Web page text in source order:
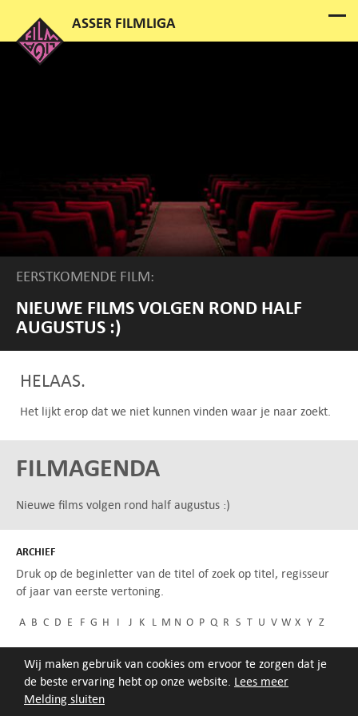
Melding sluiten
Wij maken gebruik van cookies om ervoor te zorgen dat je
de beste ervaring hebt op onze website. Lees meer
EERSTKOMENDE FILM:
NIEUWE FILMS VOLGEN ROND HALF
AUGUSTUS :)
HELAAS.
Het lijkt erop dat we niet kunnen vinden waar je naar zoekt.
FILMAGENDA
Nieuwe films volgen rond half augustus :)
ARCHIEF
Druk op de beginletter van de titel of zoek op titel, regisseur
of jaar van eerste vertoning.
A B C D E F G H I J K L M N O P Q R S T U V W X Y Z